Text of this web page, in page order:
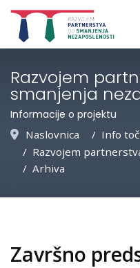
Razvojem
smanjenja
Informacije o projektu
Naslovnica
Info
Razvojem
Arhiva
Završno